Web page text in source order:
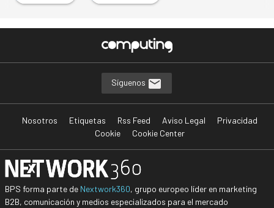
Síguenos
Nosotros Etiquetas Rss Feed Aviso Legal
Privacidad
Cookie
Cookie Center
BPS forma parte de Nextwork360, grupo europeo líder en marketing
B2B, comunicación y medios especializados para el mercado